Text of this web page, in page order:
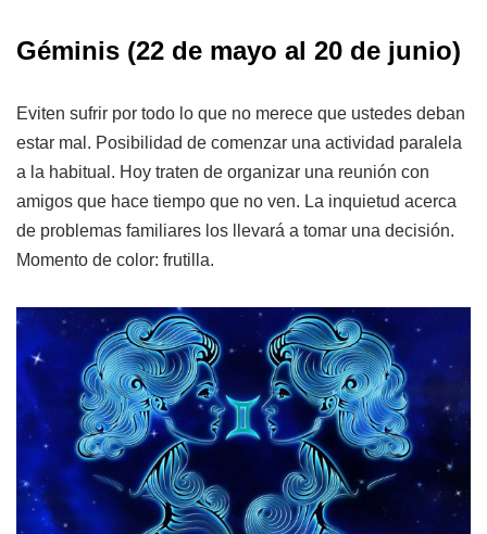
Géminis (22 de mayo al 20 de junio)
Eviten sufrir por todo lo que no merece que ustedes deban
estar mal. Posibilidad de comenzar una actividad paralela
a la habitual. Hoy traten de organizar una reunión con
amigos que hace tiempo que no ven. La inquietud acerca
de problemas familiares los llevará a tomar una decisión.
Momento de color: frutilla.